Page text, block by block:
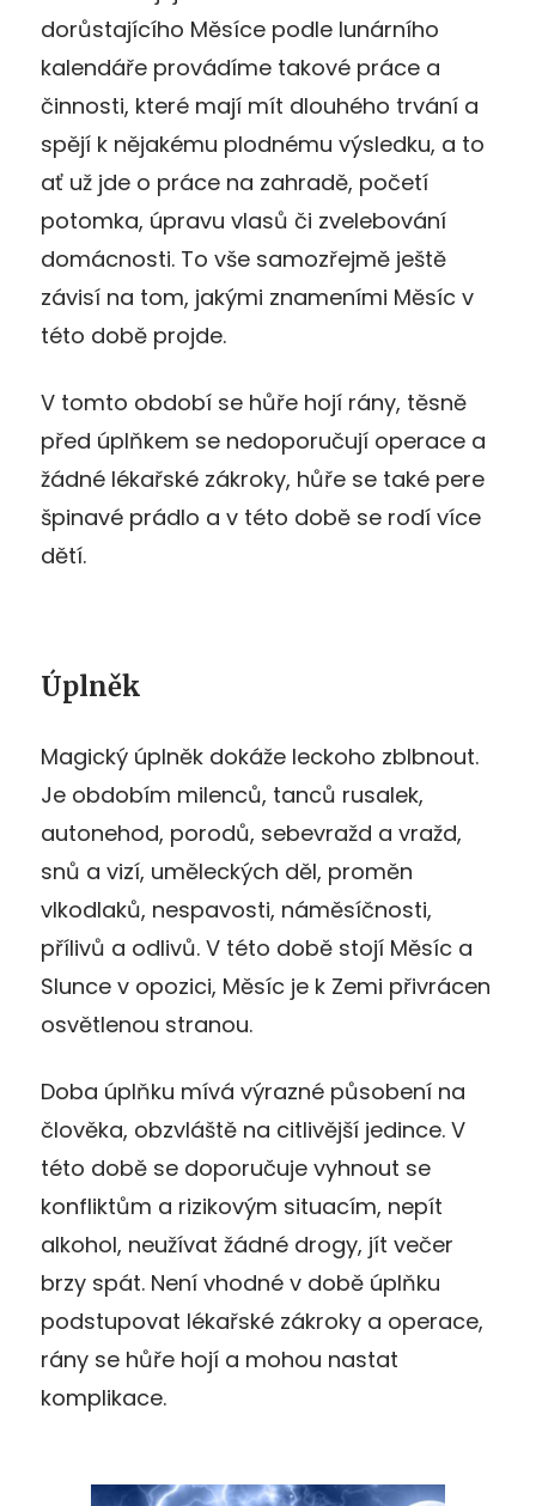
dorůstajícího Měsíce podle lunárního
kalendáře provádíme takové práce a
činnosti, které mají mít dlouhého trvání a
spějí k nějakému plodnému výsledku, a to
ať už jde o práce na zahradě, početí
potomka, úpravu vlasů či zvelebování
domácnosti. To vše samozřejmě ještě
závisí na tom, jakými znameními Měsíc v
této době projde.
V tomto období se hůře hojí rány, těsně
před úplňkem se nedoporučují operace a
žádné lékařské zákroky, hůře se také pere
špinavé prádlo a v této době se rodí více
dětí.
Úplněk
Magický úplněk dokáže leckoho zblbnout.
Je obdobím milenců, tanců rusalek,
autonehod, porodů, sebevražd a vražd,
snů a vizí, uměleckých děl, proměn
vlkodlaků, nespavosti, náměsíčnosti,
přílivů a odlivů. V této době stojí Měsíc a
Slunce v opozici, Měsíc je k Zemi přivrácen
osvětlenou stranou.
Doba úplňku mívá výrazné působení na
člověka, obzvláště na citlivější jedince. V
této době se doporučuje vyhnout se
konfliktům a rizikovým situacím, nepít
alkohol, neužívat žádné drogy, jít večer
brzy spát. Není vhodné v době úplňku
podstupovat lékařské zákroky a operace,
rány se hůře hojí a mohou nastat
komplikace.